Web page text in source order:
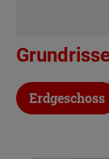
Erdgeschoss